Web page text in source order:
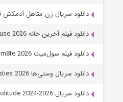
دانلود سریال زن متاهل آدمکش A Bona Fide Killer 2026
دانلود فیلم آخرین خانه The Last House 2026
دانلود فیلم سول‌میت Soulm8te 2026
دانلود سریال وستی‌ها The Westies 2026
دانلود سریال One Hundred Years of Solitude 2024-2026